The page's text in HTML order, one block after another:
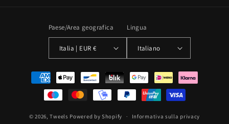
Paese/Area geografica
Italia | EUR €
Lingua
Italiano
Metodi
pagamento
© 2026,Tweels Powered by Shopify Informativa sulla privacy